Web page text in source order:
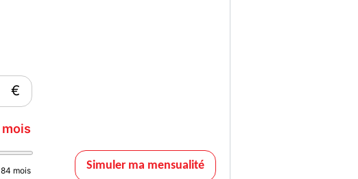
€
mois
84 mois Simuler ma mensualité